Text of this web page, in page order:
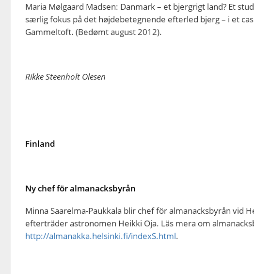
Maria Mølgaard Madsen: Danmark – et bjergrigt land? Et
særlig fokus på det højdebetegnende efterled bjerg – i et
Gammeltoft. (Bedømt august 2012).
Rikke Steenholt Olesen
Finland
Ny chef för almanacksbyrån
Minna Saarelma-Paukkala blir chef för almanacksbyrån vid
efterträder astronomen Heikki Oja. Läs mera om
http://almanakka.helsinki.fi/indexS.html.